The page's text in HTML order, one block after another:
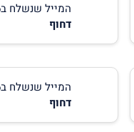
המייל שנשלח ב19/01/2026 17:04:08
דחוף
המייל שנשלח ב18/01/2026 10:54:27
דחוף